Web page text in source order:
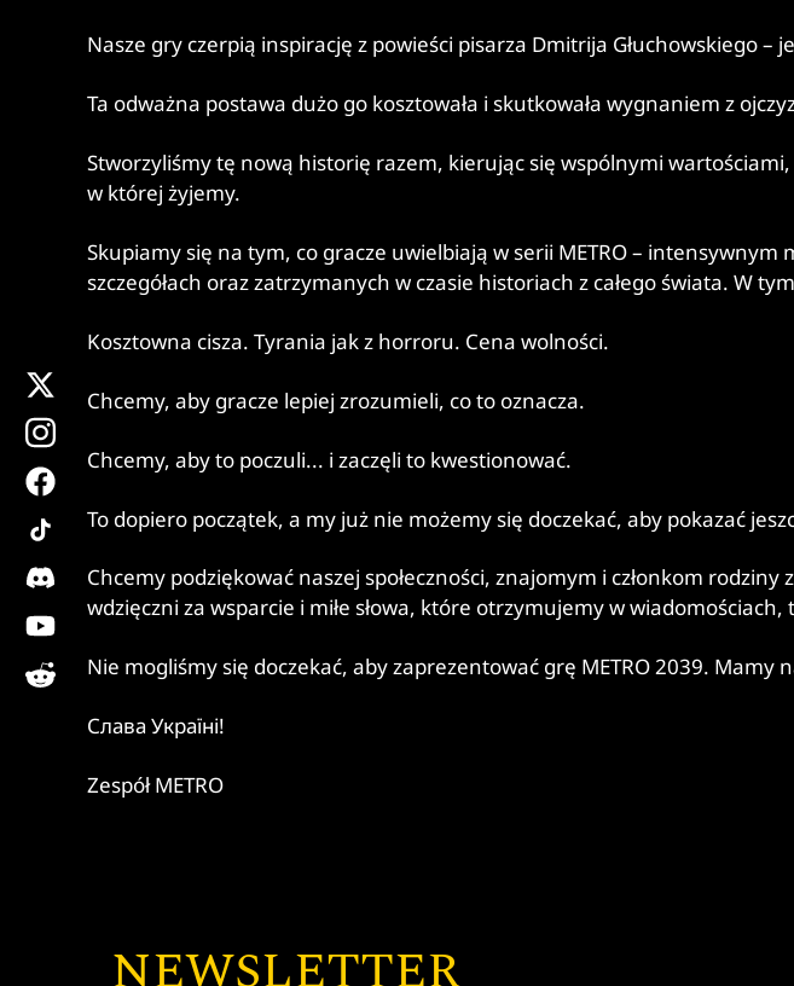
x
instagram
facebook
tiktok
discord
youtube
reddit
Nasze gry czerpią inspirację z powieści pisarza Dmitrija Głuchowskiego
Ta odważna postawa dużo go kosztowała i skutkowała wygnaniem z
Stworzyliśmy tę nową historię razem, kierując się wspólnymi
w której żyjemy.
Skupiamy się na tym, co gracze uwielbiają w serii METRO –
szczegółach oraz zatrzymanych w czasie historiach z całego świata. W
Kosztowna cisza. Tyrania jak z horroru. Cena wolności.
Chcemy, aby gracze lepiej zrozumieli, co to oznacza.
Chcemy, aby to poczuli... i zaczęli to kwestionować.
To dopiero początek, a my już nie możemy się doczekać, aby pokazać
Chcemy podziękować naszej społeczności, znajomym i członkom
wdzięczni za wsparcie i miłe słowa, które otrzymujemy w
Nie mogliśmy się doczekać, aby zaprezentować grę METRO 2039.
Слава Україні!
Zespół METRO